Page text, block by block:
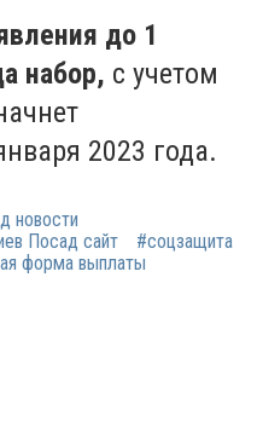
до 1
набор, с учетом
2023 года.
новости
Посад сайт
#соцзащита
форма выплаты